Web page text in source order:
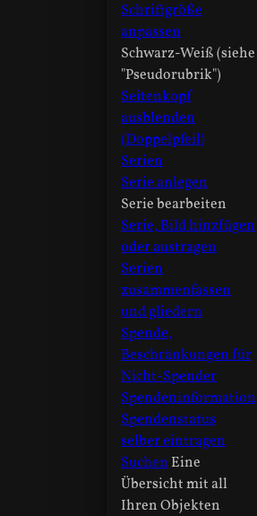
Schriftgröße
anpassen
Schwarz-Weiß (siehe
"Pseudorubrik")
Seitenkopf
ausblenden
(Doppelpfeil)
Serien
Serie anlegen
Serie bearbeiten
Serie, Bild hinzfügen
oder austragen
Serien
zusammenfassen
und gliedern
Spende,
Beschränkungen für
Nicht-Spender
Spendeninformation
Spendenstatus
selber eintragen
SuchenEine
Übersicht mit all
Ihren Objekten